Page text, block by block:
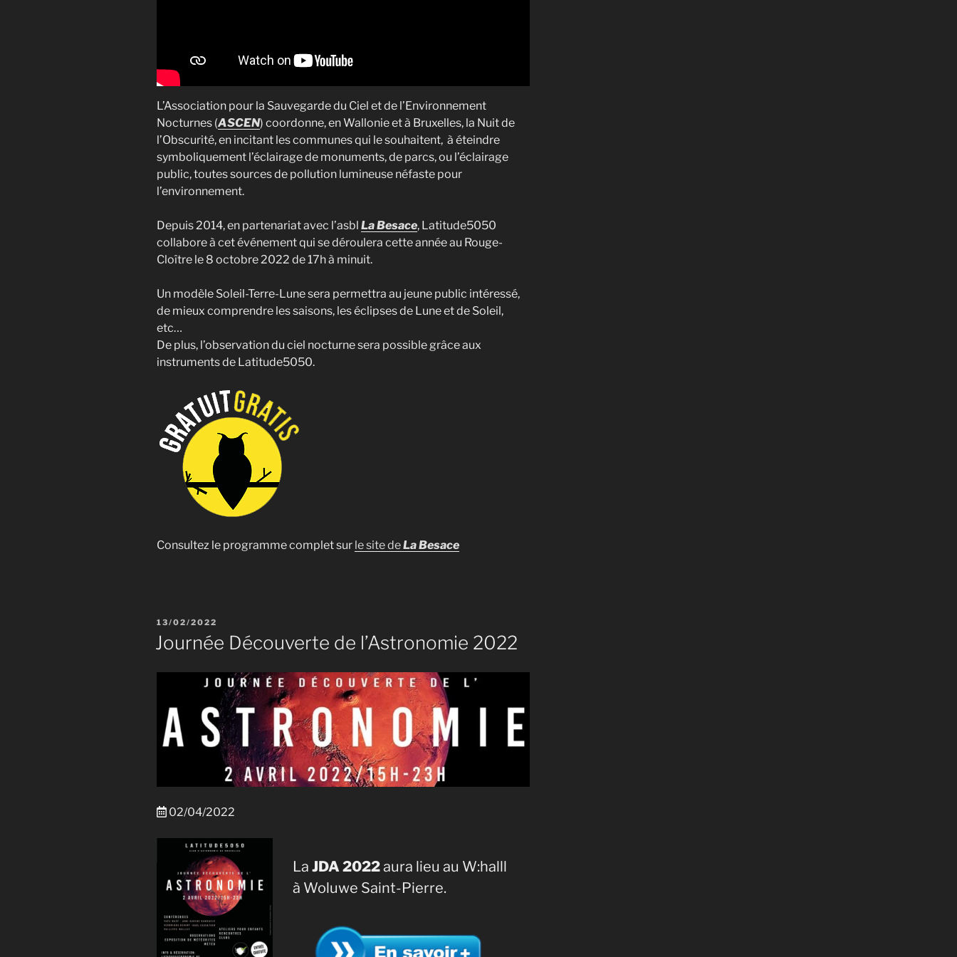
L’Association pour la Sauvegarde du Ciel et de l’Environnement
Nocturnes (ASCEN) coordonne, en Wallonie et à Bruxelles, la Nuit de
l’Obscurité, en incitant les communes qui le souhaitent, à éteindre
symboliquement l’éclairage de monuments, de parcs, ou l’éclairage
public, toutes sources de pollution lumineuse néfaste pour
l’environnement.
Depuis 2014, en partenariat avec l’asbl La Besace, Latitude5050
collabore à cet événement qui se déroulera cette année au Rouge-
Cloître le 8 octobre 2022 de 17h à minuit.
Un modèle Soleil-Terre-Lune sera permettra au jeune public intéressé,
de mieux comprendre les saisons, les éclipses de Lune et de Soleil,
etc…
De plus, l’observation du ciel nocturne sera possible grâce aux
instruments de Latitude5050.
Consultez le programme complet sur le site deLa Besace
PUBLIÉ
LE
13/02/2022
Journée Découverte de l’Astronomie 2022
02/04/2022
LaJDA 2022aura lieu au W:halll
à Woluwe Saint-Pierre.